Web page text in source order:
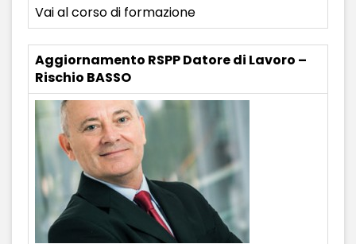
Vai al corso di formazione
Aggiornamento RSPP Datore di Lavoro –
Rischio BASSO